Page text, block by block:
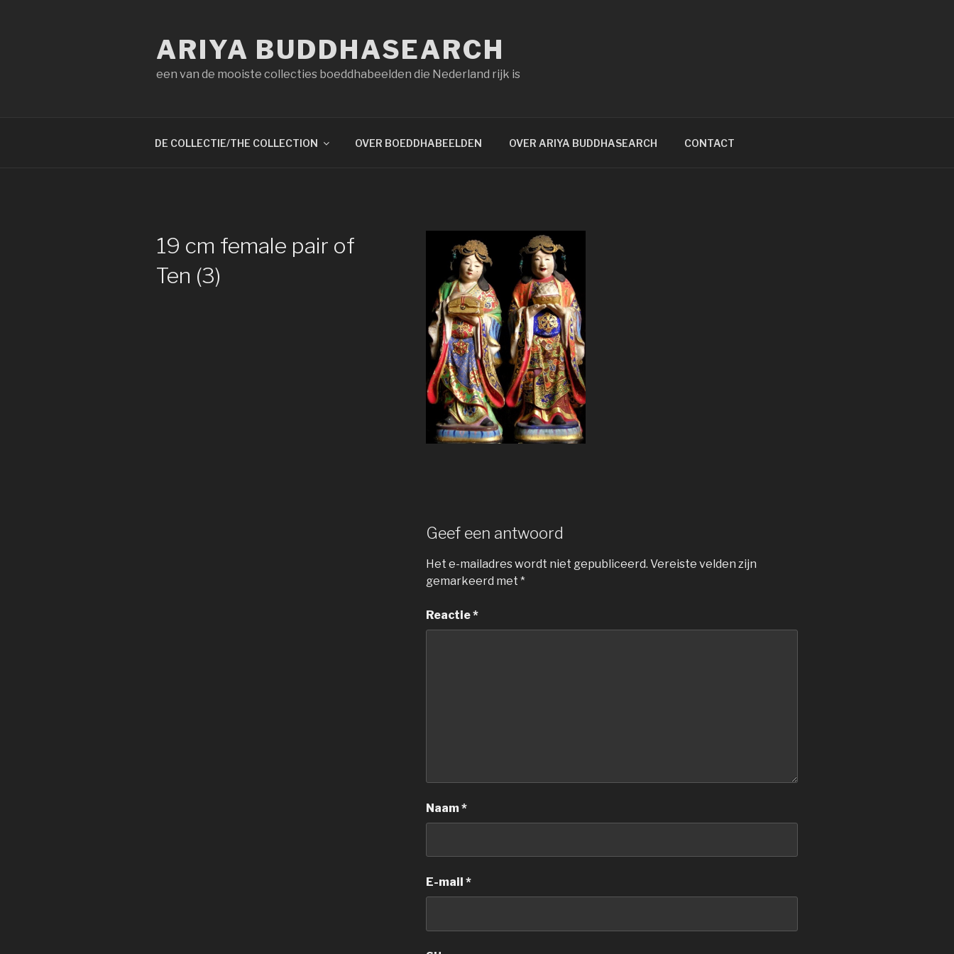
ARIYA BUDDHASEARCH
een van de mooiste collecties boeddhabeelden die Nederland rijk is
DE COLLECTIE/THE COLLECTION OVER BOEDDHABEELDEN OVER ARIYA BUDDHASEARCH CONTACT
19 cm female pair of
Ten (3)
Geef een antwoord
Het e-mailadres wordt niet gepubliceerd. Vereiste velden zijn
gemarkeerd met *
Reactie*
Naam*
E-mail *